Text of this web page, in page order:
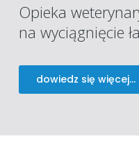
Opieka
na wyciągnięcie
dowiedz się więcej...